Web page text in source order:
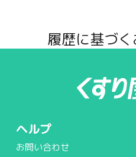
履歴に基づ
ヘルプ
お問い合わせ